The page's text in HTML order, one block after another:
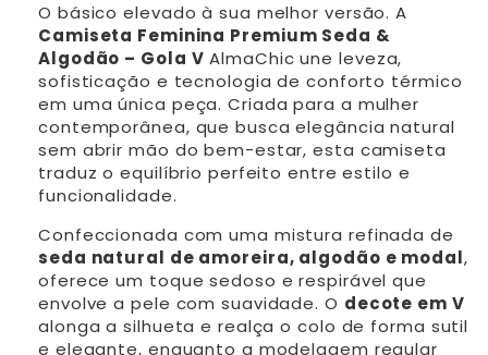
O básico elevado à sua melhor versão. A
Camiseta Feminina Premium Seda &
Algodão – Gola V AlmaChic une leveza,
sofisticação e tecnologia de conforto térmico
em uma única peça. Criada para a mulher
contemporânea, que busca elegância natural
sem abrir mão do bem-estar, esta camiseta
traduz o equilíbrio perfeito entre estilo e
funcionalidade.
Confeccionada com uma mistura refinada de
seda natural de amoreira, algodão e modal,
oferece um toque sedoso e respirável que
envolve a pele com suavidade. O decote em V
alonga a silhueta e realça o colo de forma sutil
e elegante, enquanto a modelagem regular